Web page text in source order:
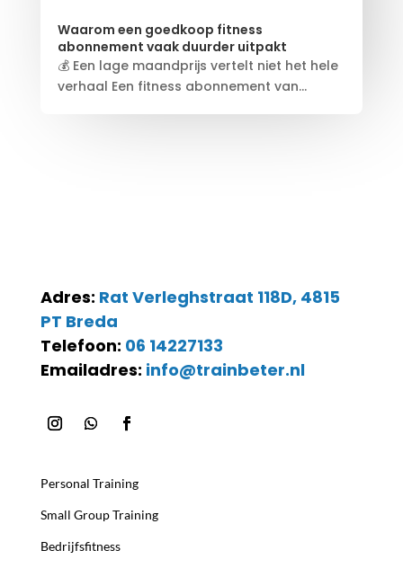
Waarom een goedkoop fitness
abonnement vaak duurder uitpakt
💰 Een lage maandprijs vertelt niet het hele
verhaal Een fitness abonnement van...
Adres: Rat Verleghstraat 118D, 4815
PT Breda
Telefoon: 06 14227133
Emailadres: info@trainbeter.nl
Personal Training
Small Group Training
Bedrijfsfitness